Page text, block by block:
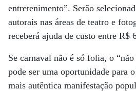
entretenimento”. Serão
autorais nas áreas de teatro e
receberá ajuda de custo entre R$
Se carnaval não é só folia, o
pode ser uma oportunidade para
mais autêntica manifestação